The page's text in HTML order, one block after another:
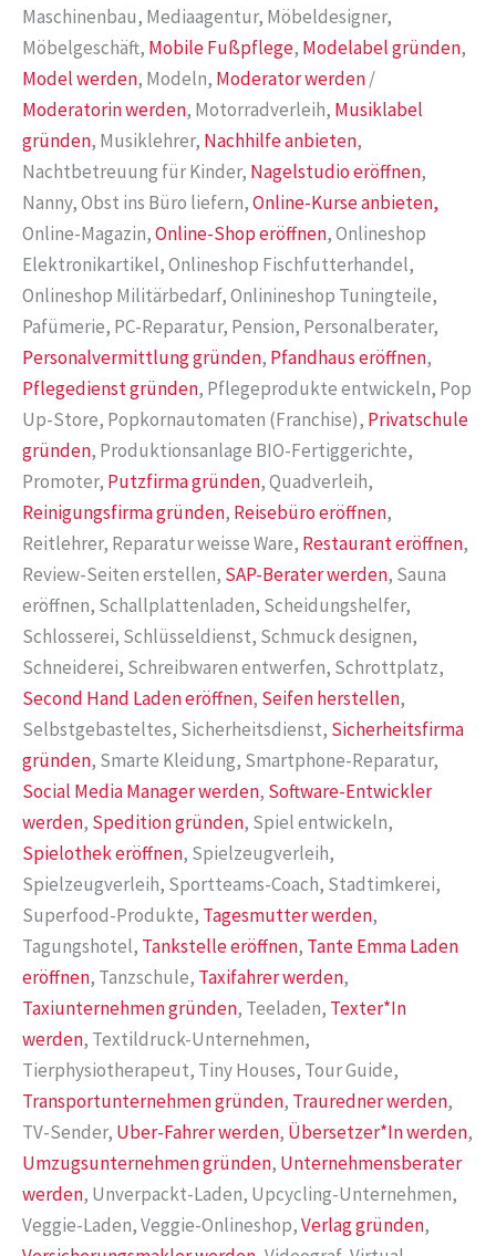
Maschinenbau, Mediaagentur, Möbeldesigner,
Möbelgeschäft, Mobile Fußpflege, Modelabel gründen,
Model werden, Modeln, Moderator werden/
Moderatorin werden, Motorradverleih, Musiklabel
gründen, Musiklehrer, Nachhilfe anbieten,
Nachtbetreuung für Kinder, Nagelstudio eröffnen,
Nanny, Obst ins Büro liefern,Online-Kurse anbieten,
Online-Magazin,Online-Shop eröffnen, Onlineshop
Elektronikartikel, Onlineshop Fischfutterhandel,
Onlineshop Militärbedarf, Onlinineshop Tuningteile,
Pafümerie, PC-Reparatur, Pension, Personalberater,
Personalvermittlung gründen, Pfandhaus eröffnen,
Pflegedienst gründen, Pflegeprodukte entwickeln, Pop
Up-Store, Popkornautomaten (Franchise), Privatschule
gründen, Produktionsanlage BIO-Fertiggerichte,
Promoter, Putzfirma gründen, Quadverleih,
Reinigungsfirma gründen, Reisebüro eröffnen,
Reitlehrer, Reparatur weisse Ware, Restaurant eröffnen,
Review-Seiten erstellen, SAP-Berater werden, Sauna
eröffnen, Schallplattenladen, Scheidungshelfer,
Schlosserei, Schlüsseldienst, Schmuck designen,
Schneiderei, Schreibwaren entwerfen, Schrottplatz,
Second Hand Laden eröffnen, Seifen herstellen,
Selbstgebasteltes, Sicherheitsdienst, Sicherheitsfirma
gründen, Smarte Kleidung, Smartphone-Reparatur,
Social Media Manager werden, Software-Entwickler
werden, Spedition gründen, Spiel entwickeln,
Spielothek eröffnen, Spielzeugverleih,
Spielzeugverleih, Sportteams-Coach, Stadtimkerei,
Superfood-Produkte, Tagesmutter werden,
Tagungshotel, Tankstelle eröffnen, Tante Emma Laden
eröffnen, Tanzschule, Taxifahrer werden,
Taxiunternehmen gründen, Teeladen, Texter*In
werden, Textildruck-Unternehmen,
Tierphysiotherapeut, Tiny Houses, Tour Guide,
Transportunternehmen gründen, Trauredner werden,
TV-Sender, Uber-Fahrer werden, Übersetzer*In werden,
Umzugsunternehmen gründen, Unternehmensberater
werden, Unverpackt-Laden, Upcycling-Unternehmen,
Veggie-Laden, Veggie-Onlineshop,Verlag gründen,